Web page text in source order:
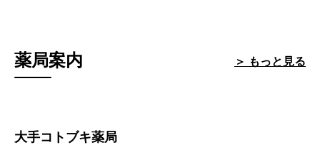
薬局案内
大手コトブキ薬局
＞ もっと見る